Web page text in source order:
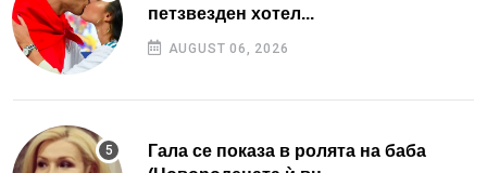
петзвезден хотел...
AUGUST 06, 2026
Гала се показа в ролята на баба